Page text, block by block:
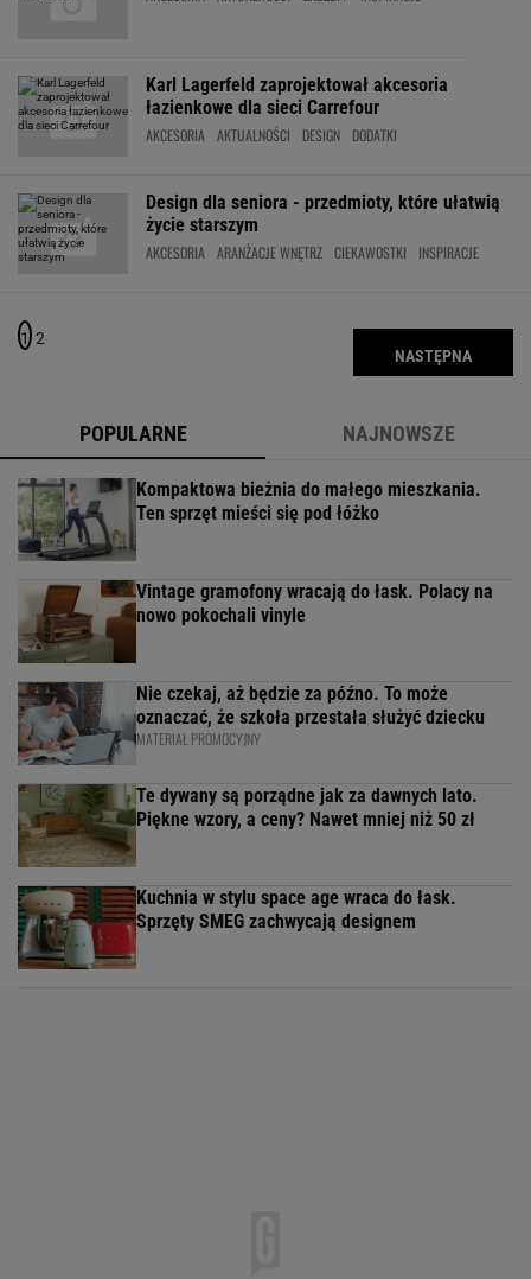
Karl Lagerfeld zaprojektował akcesoria
łazienkowe dla sieci Carrefour
AKCESORIA AKTUALNOŚCI DESIGN DODATKI
Design dla seniora - przedmioty, które ułatwią
życie starszym
AKCESORIA ARANŻACJE WNĘTRZ CIEKAWOSTKI INSPIRACJE
1 2
NASTĘPNA
POPULARNE NAJNOWSZE
Kompaktowa bieżnia do małego mieszkania.
Ten sprzęt mieści się pod łóżko
Vintage gramofony wracają do łask. Polacy na
nowo pokochali vinyle
Nie czekaj, aż będzie za późno. To może
oznaczać, że szkoła przestała służyć dziecku
MATERIAŁ PROMOCYJNY
Te dywany są porządne jak za dawnych lato.
Piękne wzory, a ceny? Nawet mniej niż 50 zł
Kuchnia w stylu space age wraca do łask.
Sprzęty SMEG zachwycają designem